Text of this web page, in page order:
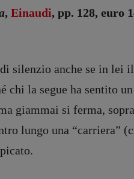
, Einaudi, pp. 128, euro
silenzio anche se in lei
chi la segue ha sentito
giammai si ferma,
lungo una “carriera”